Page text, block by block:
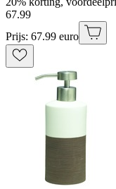
67.99
Prijs: 67.99 euro